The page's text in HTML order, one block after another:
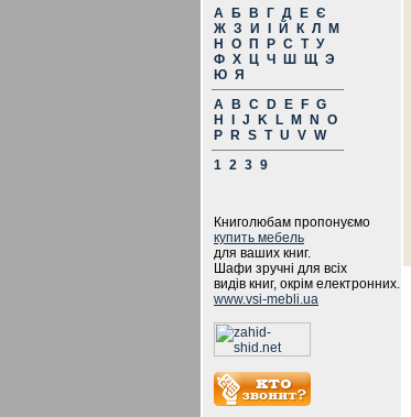
А Б В Г Д Е Є
Ж З И Й К Л
М
Н
О П Р С Т У
Ф Х Ц Ч Ш Щ Э
Ю Я
A
B C D E F G
H
J K L M N
O
P
R S T U V W
1 2 3 9
Книголюбам пропонуємо
купить мебель
для ваших книг.
Шафи зручні для всіх
видів книг, окрім електронних.
www.vsi-mebli.ua